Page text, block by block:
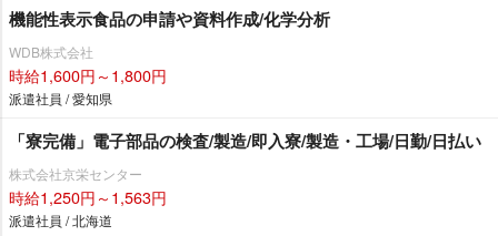
機能性表示食品の申請や資料作成/化学分析
WDB株式会社
時給1,600円～1,800円
派遣社員 / 愛知県
「寮完備」電子部品の検査/製造/即入寮/製造・工場/日勤/日払い
株式会社京栄センター
時給1,250円～1,563円
派遣社員 / 北海道